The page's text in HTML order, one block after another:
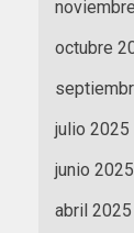
octubre
julio 2025
junio 2025
abril 2025